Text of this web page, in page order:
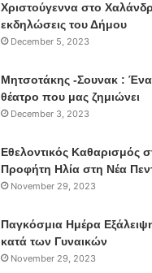
Χριστούγεννα στο
εκδηλώσεις του Δήμου
December 5, 2023
Μητσοτάκης -Σουνακ :
θέατρο που μας ζημιώνει
December 3, 2023
Εθελοντικός Καθαρισμός
Προφήτη Ηλία στη Νέα
November 29, 2023
Παγκόσμια Ημέρα
κατά των Γυναικών
November 29, 2023